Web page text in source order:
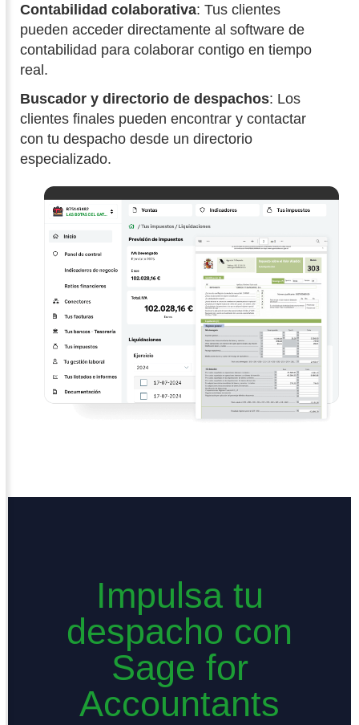
Contabilidad colaborativa: Tus clientes
pueden acceder directamente al software de
contabilidad para colaborar contigo en tiempo
real.
Buscador y directorio de despachos: Los
clientes finales pueden encontrar y contactar
con tu despacho desde un directorio
especializado.
Impulsa tu
despacho con
Sage for
Accountants